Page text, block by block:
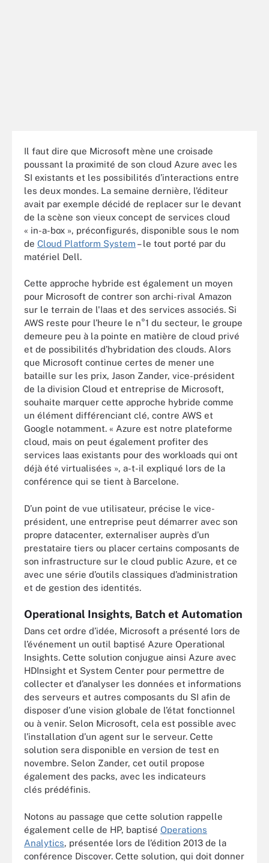
Il faut dire que Microsoft mène une croisade
poussant la proximité de son cloud Azure avec les
SI existants et les possibilités d’interactions entre
les deux mondes. La semaine dernière, l’éditeur
avait par exemple décidé de replacer sur le devant
de la scène son vieux concept de services cloud
« in-a-box », préconfigurés, disponible sous le nom
de Cloud Platform System – le tout porté par du
matériel Dell.
Cette approche hybride est également un moyen
pour Microsoft de contrer son archi-rival Amazon
sur le terrain de l'Iaas et des services associés. Si
AWS reste pour l’heure le n°1 du secteur, le groupe
demeure peu à la pointe en matière de cloud privé
et de possibilités d’hybridation des clouds. Alors
que Microsoft continue certes de mener une
bataille sur les prix, Jason Zander, vice-président
de la division Cloud et entreprise de Microsoft,
souhaite marquer cette approche hybride comme
un élément différenciant clé, contre AWS et
Google notamment. « Azure est notre plateforme
cloud, mais on peut également profiter des
services Iaas existants pour des workloads qui ont
déjà été virtualisées », a-t-il expliqué lors de la
conférence qui se tient à Barcelone.
D’un point de vue utilisateur, précise le vice-
président, une entreprise peut démarrer avec son
propre datacenter, externaliser auprès d’un
prestataire tiers ou placer certains composants de
son infrastructure sur le cloud public Azure, et ce
avec une série d’outils classiques d’administration
et de gestion des identités.
Operational Insights, Batch et Automation
Dans cet ordre d’idée, Microsoft a présenté lors de
l’événement un outil baptisé Azure Operational
Insights. Cette solution conjugue ainsi Azure avec
HDInsight et System Center pour permettre de
collecter et d’analyser les données et informations
des serveurs et autres composants du SI afin de
disposer d’une vision globale de l’état fonctionnel
ou à venir. Selon Microsoft, cela est possible avec
l’installation d’un agent sur le serveur. Cette
solution sera disponible en version de test en
novembre. Selon Zander, cet outil propose
également des packs, avec les indicateurs
clés prédéfinis.
Notons au passage que cette solution rappelle
également celle de HP, baptisé Operations
Analytics, présentée lors de l’édition 2013 de la
conférence Discover. Cette solution, qui doit donner